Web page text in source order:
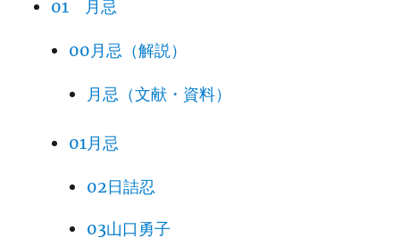
01 月忌
00月忌（解説）
月忌（文献・資料）
01月忌
02日詰忍
03山口勇子